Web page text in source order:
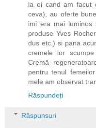
la ei cand am facut
ceva), au oferte
imi era mai luminos
produse Yves
dus etc.) si pana
cremele lor
Cremă
pentru tenul
mele am observat
Răspundeți
Răspunsuri